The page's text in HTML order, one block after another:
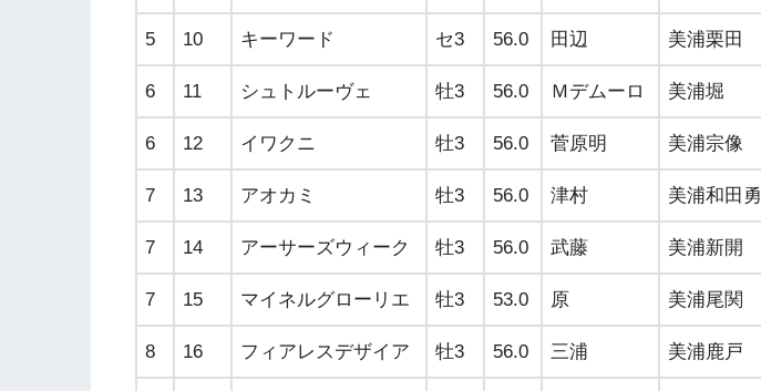
5 10 キーワード セ3 56.0 田辺 美浦栗田
6 11 シュトルーヴェ 牡3 56.0 Ｍデムーロ 美浦堀
6 12 イワクニ 牡3 56.0 菅原明 美浦宗像
7 13 アオカミ 牡3 56.0 津村 美浦和田勇
7 14 アーサーズウィーク 牡3 56.0 武藤 美浦新開
7 15 マイネルグローリエ 牡3 53.0 原 美浦尾関
8 16 フィアレスデザイア 牡3 56.0 三浦 美浦鹿戸